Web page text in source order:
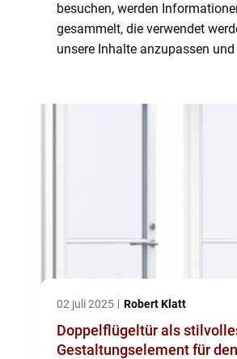
besuchen, werden
gesammelt, die verwendet
unsere Inhalte anzupassen und
Sie keine Erfassung von I...
02 juli 2025 Robert Klatt
Doppelflügeltür als
Gestaltungselement für den